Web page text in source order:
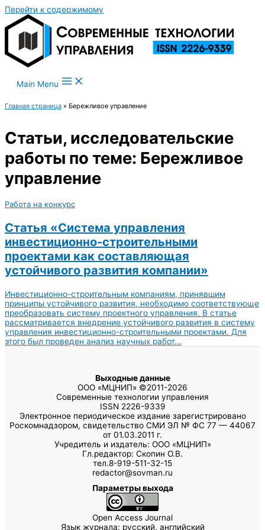
Перейти к содержимому
Main Menu
Главная страница » Бережливое управление
Статьи, исследовательские
работы по теме: Бережливое
управление
Работа на конкурс
Статья «Система управления
инвестиционно-строительными
проектами как составляющая
устойчивого развития компании»
Инвестиционно-строительным компаниям, принявшим
принципы устойчивого развития, необходимо соответствующе
преобразовать систему проектного управления. В статье
рассматривается внедрение устойчивого развития в систему
управления инвестиционно-строительными проектами. Для
этого был проведен анализ научных работ...
Выходные данные
ООО «МЦНИП» ©2011-2026
Современные технологии управления
ISSN 2226-9339
Электронное периодическое издание зарегистрировано
Роскомнадзором, свидетельство СМИ ЭЛ № ФС 77 — 44067
от 01.03.2011 г.
Учредитель и издатель: ООО «МЦНИП»
Гл.редактор: Скопин О.В.
тел.8-919-511-32-15
redactor@sovman.ru
Параметры выхода
Open Access Journal
Язык журнала: русский, английский